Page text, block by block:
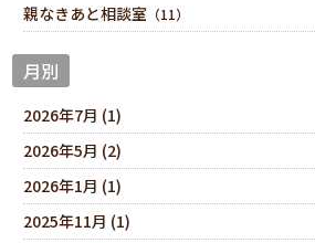
親なきあと相談室 （11）
月別
2026年7月 (1)
2026年5月 (2)
2026年1月 (1)
2025年11月 (1)